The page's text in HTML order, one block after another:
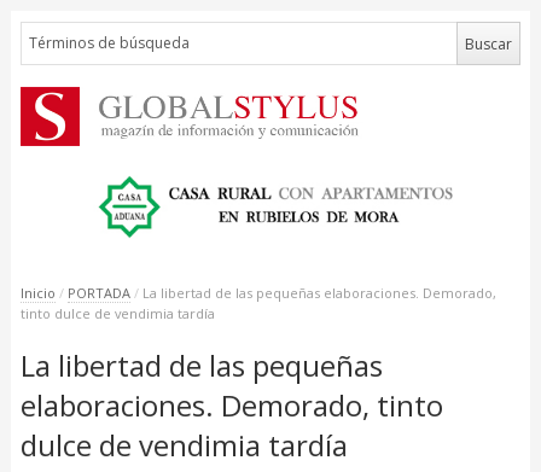
Inicio / PORTADA / La libertad de las pequeñas elaboraciones. Demorado,
tinto dulce de vendimia tardía
La libertad de las pequeñas
elaboraciones. Demorado, tinto
dulce de vendimia tardía